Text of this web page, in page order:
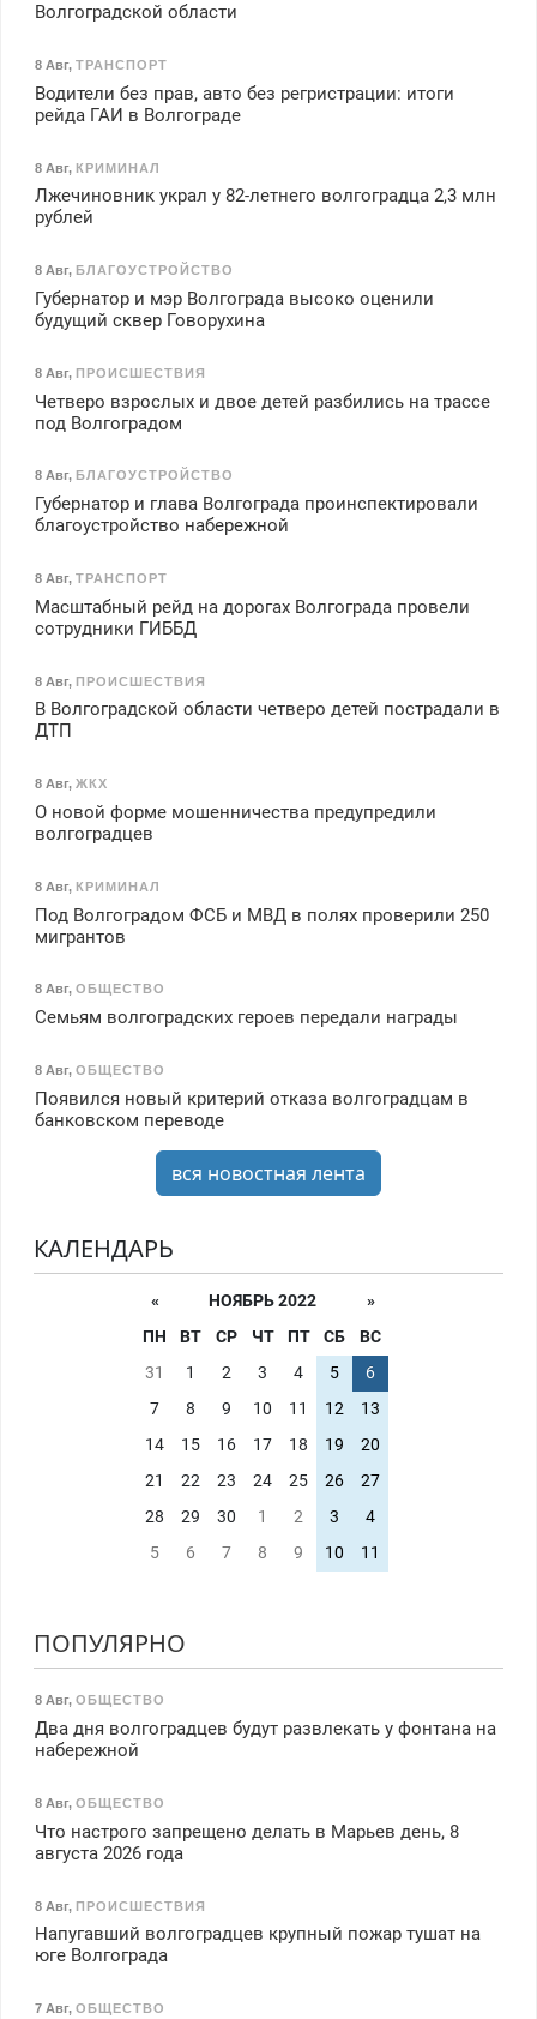
Волгоградской области
8 Авг, ТРАНСПОРТ
Водители без прав, авто без регристрации: итоги
рейда ГАИ в Волгограде
8 Авг, КРИМИНАЛ
Лжечиновник украл у 82-летнего волгоградца 2,3 млн
рублей
8 Авг, БЛАГОУСТРОЙСТВО
Губернатор и мэр Волгограда высоко оценили
будущий сквер Говорухина
8 Авг, ПРОИСШЕСТВИЯ
Четверо взрослых и двое детей разбились на трассе
под Волгоградом
8 Авг, БЛАГОУСТРОЙСТВО
Губернатор и глава Волгограда проинспектировали
благоустройство набережной
8 Авг, ТРАНСПОРТ
Масштабный рейд на дорогах Волгограда провели
сотрудники ГИББД
8 Авг, ПРОИСШЕСТВИЯ
В Волгоградской области четверо детей пострадали в
ДТП
8 Авг, ЖКХ
О новой форме мошенничества предупредили
волгоградцев
8 Авг, КРИМИНАЛ
Под Волгоградом ФСБ и МВД в полях проверили 250
мигрантов
8 Авг, ОБЩЕСТВО
Семьям волгоградских героев передали награды
8 Авг, ОБЩЕСТВО
Появился новый критерий отказа волгоградцам в
банковском переводе
вся новостная лента
КАЛЕНДАРЬ
« НОЯБРЬ 2022
»
ПН
ВТ СР ЧТ ПТ СБ
ВС
31
1 2 3 4 5
6
7
8 9 10 11 12
13
14
15 16 17 18 19
20
21
22 23 24 25 26
27
28
29 30 1 2 3
4
5
6 7 8 9 10 11
ПОПУЛЯРНО
8 Авг, ОБЩЕСТВО
Два дня волгоградцев будут развлекать у фонтана на
набережной
8 Авг, ОБЩЕСТВО
Что настрого запрещено делать в Марьев день, 8
августа 2026 года
8 Авг, ПРОИСШЕСТВИЯ
Напугавший волгоградцев крупный пожар тушат на
юге Волгограда
7 Авг, ОБЩЕСТВО